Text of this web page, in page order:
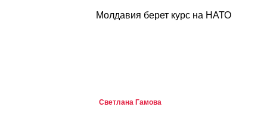
Молдавия берет курс на НАТО
Светлана Гамова